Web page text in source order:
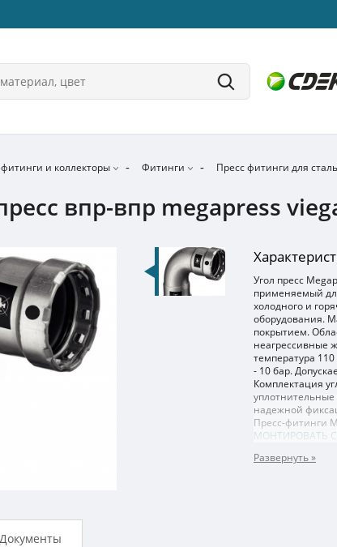
и коллекторы Фитинги Пресс фитинги для
впр-впр megapress
Угол пресс
применяемый
холодного и
оборудования.
покрытием.
неагрессивные
температура
- 10 бар.
Комплектация
уплотнительные
надежной
Пресс-фитинги
МОНТИРОВАТЬ
Документы